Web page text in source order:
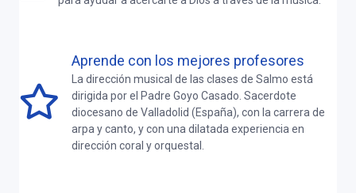
Aprende con los mejores profesores
La dirección musical de las clases de Salmo está
dirigida por el Padre Goyo Casado. Sacerdote
diocesano de Valladolid (España), con la carrera de
arpa y canto, y con una dilatada experiencia en
dirección coral y orquestal.